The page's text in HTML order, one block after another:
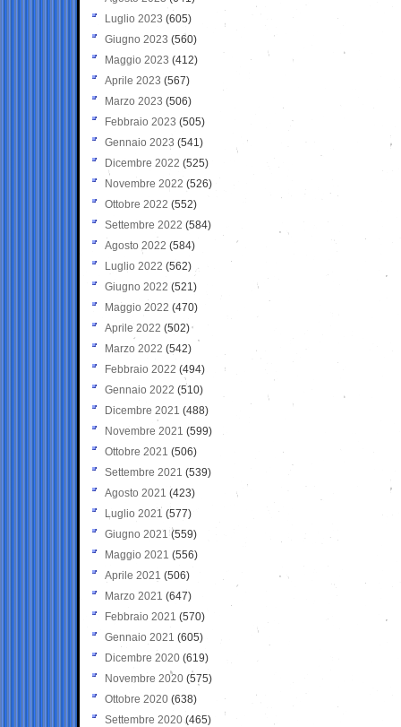
Luglio 2023 (605)
Giugno 2023 (560)
Maggio 2023 (412)
Aprile 2023 (567)
Marzo 2023 (506)
Febbraio 2023 (505)
Gennaio 2023 (541)
Dicembre 2022 (525)
Novembre 2022 (526)
Ottobre 2022 (552)
Settembre 2022 (584)
Agosto 2022 (584)
Luglio 2022 (562)
Giugno 2022 (521)
Maggio 2022 (470)
Aprile 2022 (502)
Marzo 2022 (542)
Febbraio 2022 (494)
Gennaio 2022 (510)
Dicembre 2021 (488)
Novembre 2021 (599)
Ottobre 2021 (506)
Settembre 2021 (539)
Agosto 2021 (423)
Luglio 2021 (577)
Giugno 2021(559)
Maggio 2021 (556)
Aprile 2021 (506)
Marzo 2021 (647)
Febbraio 2021 (570)
Gennaio 2021 (605)
Dicembre 2020 (619)
Novembre 2020 (575)
Ottobre 2020 (638)
Settembre 2020(465)